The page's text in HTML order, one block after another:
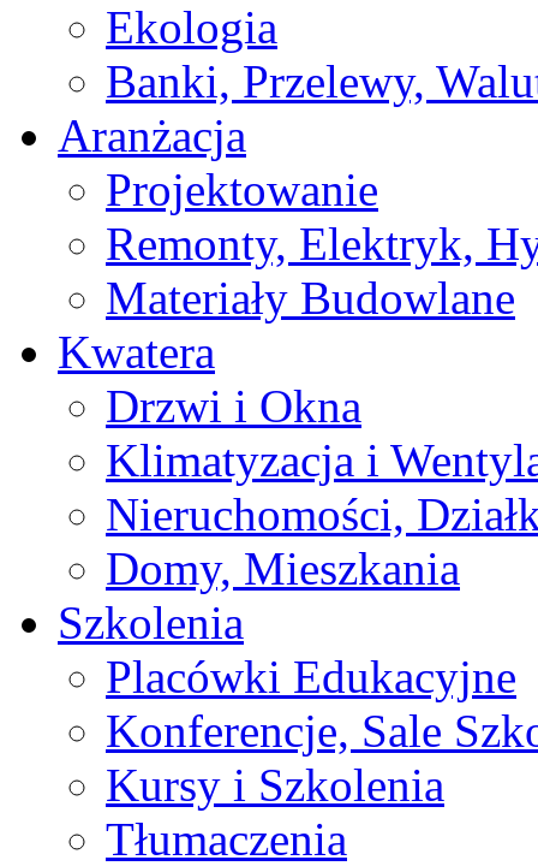
Ekologia
Banki, Przelewy,
Aranżacja
Projektowanie
Remonty, Elektryk,
Materiały Budowlane
Kwatera
Drzwi i Okna
Klimatyzacja i
Nieruchomości,
Domy, Mieszkania
Szkolenia
Placówki Edukacyjne
Konferencje, Sale
Kursy i Szkolenia
Tłumaczenia